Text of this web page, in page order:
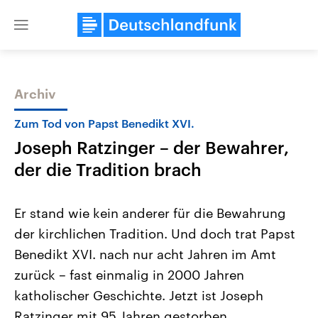
Close
Themen
Landtagswahl Sachsen-Anhalt
2026
Alle Informationen
Sachsen-Anhalt wählt am 6.
September 2026 einen neuen
Landtag. Seit 2021 wird das
Bundesland von einer Koalition aus
USA
Aktuelle Beiträge,
Hintergründe
Wirtschaftlich und
gehören die Vereinigten
den mächtigsten Ländern
mit großem Einfluss auf
Archiv
Zum Tod von Papst Benedikt XVI.
Joseph Ratzinger – der Bewahrer,
der die Tradition brach
Er stand wie kein anderer für die Bewahrung
der kirchlichen Tradition. Und doch trat Papst
Benedikt XVI. nach nur acht Jahren im Amt
zurück – fast einmalig in 2000 Jahren
katholischer Geschichte. Jetzt ist Joseph